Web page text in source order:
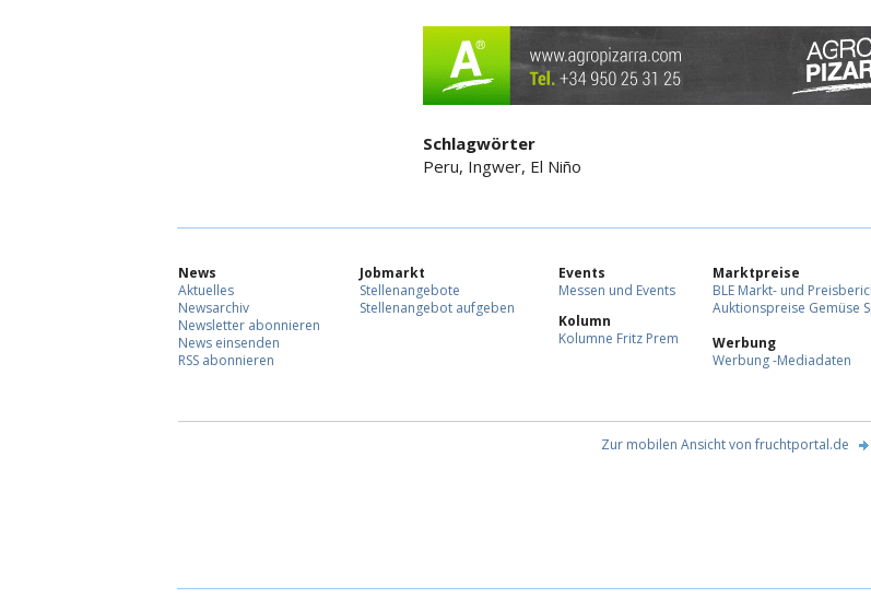
Schlagwörter
Peru, Ingwer, El Niño
News
Aktuelles
Newsarchiv
Newsletter abonnieren
News einsenden
RSS abonnieren
Jobmarkt
Stellenangebote
Stellenangebot aufgeben
Events
Messen und Events
Kolumn
Kolumne Fritz Prem
Marktpreise
BLE Markt- und
Auktionspreise Gemüse
Werbung
Werbung -Mediadaten
Zur mobilen Ansicht von fruchtportal.de